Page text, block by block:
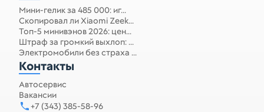
Мини-гелик за 485 000: иг...
Скопировал ли Xiaomi Zeek...
Топ-5 минивэнов 2026: цен...
Штраф за громкий выхлоп: ...
Электромобили без страха ...
Контакты
Автосервис
Вакансии
+7 (343) 385-58-96